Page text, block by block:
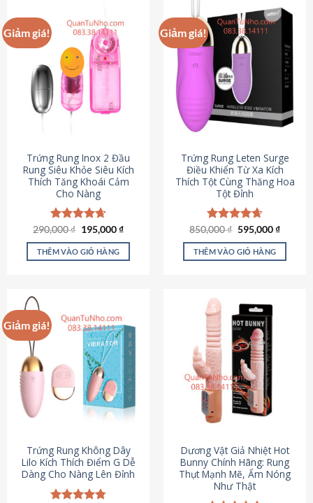
Giảm giá!
Trứng Rung Inox 2 Đầu
Rung Siêu Khỏe Siêu Kích
Thích Tăng Khoái Cảm
Cho Nàng
Được xếp
hạng4.64
5 sao
290,000₫ Giá
là:
290,000 ₫.
195,000₫Giá
tại
THÊM VÀO GIỎ HÀNG
Giảm giá!
Trứng Rung Leten Surge
Điều Khiển Từ Xa Kích
Thích Tột Cùng Thăng Hoa
Tột Đỉnh
Được xếp
hạng4.69
5 sao
850,000₫ Giá
là:
850,000 ₫.
595,000₫Giá
tại
THÊM VÀO GIỎ HÀNG
Giảm giá!
Trứng Rung Không Dây
Lilo Kích Thích Điểm G Dễ
Dàng Cho Nàng Lên Đỉnh
Dương Vật Giả Nhiệt Hot
Bunny Chính Hãng: Rung
Thụt Mạnh Mẽ, Ấm Nóng
Như Thật